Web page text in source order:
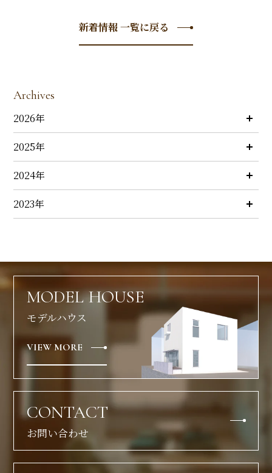
新着情報 一覧に戻る
Archives
2026年
2025年
2024年
2023年
MODEL HOUSE
モデルハウス
VIEW MORE
CONTACT
お問い合わせ